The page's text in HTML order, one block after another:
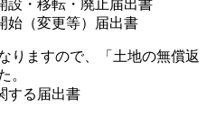
設・移転・廃止届出書
始（変更等）届出書
りますので、「土地の無償返
。
する届出書